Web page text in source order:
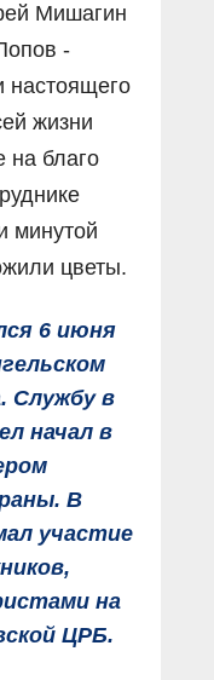
Мишагин
-
настоящего
жизни
на благо
минутой
цветы.
6 июня
Службу в
начал в
В
участие
на
ЦРБ.